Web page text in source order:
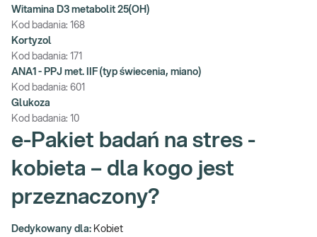
Witamina D3 metabolit 25(OH)
Kod badania: 168
Kortyzol
Kod badania: 171
ANA1 - PPJ met. IIF (typ świecenia, miano)
Kod badania: 601
Glukoza
Kod badania: 10
e-Pakiet badań na stres -
kobieta – dla kogo jest
przeznaczony?
Dedykowany dla: Kobiet